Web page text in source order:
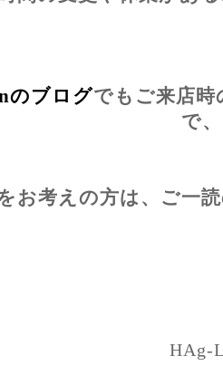
のブログでもご来店
で、
お考えの方は、ご一
HAg-